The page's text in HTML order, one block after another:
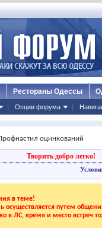
Опции форума
Рестораны Одессы
оцинкований
Творить добро легко!
в теме!
осуществляется путем
в ЛС, время и место